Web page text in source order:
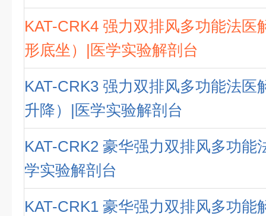
KAT-CRK4 强力双排风多功能法医
形底坐）|医学实验解剖台
KAT-CRK3 强力双排风多功能法医
升降）|医学实验解剖台
KAT-CRK2 豪华强力双排风多功能
学实验解剖台
KAT-CRK1 豪华强力双排风多功能